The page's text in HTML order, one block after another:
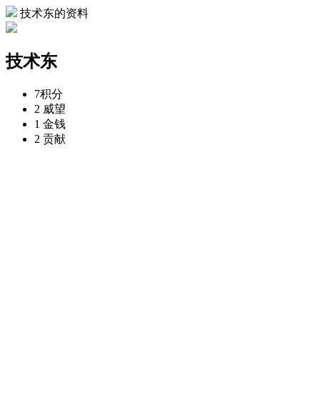
技术东的资料
技术东
7积分
2 威望
1 金钱
2 贡献